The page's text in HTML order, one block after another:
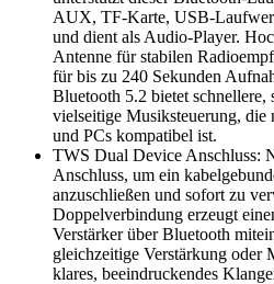
AUX, TF-Karte, USB-
und dient als Audio-Player.
Antenne für stabilen
für bis zu 240 Sekunden
Bluetooth 5.2 bietet schnellere,
vielseitige Musiksteuerung, die
und PCs kompatibel ist.
TWS Dual Device Anschluss:
Anschluss, um ein
anzuschließen und sofort zu
Doppelverbindung erzeugt
Verstärker über Bluetooth
gleichzeitige Verstärkung oder
klares, beeindruckendes